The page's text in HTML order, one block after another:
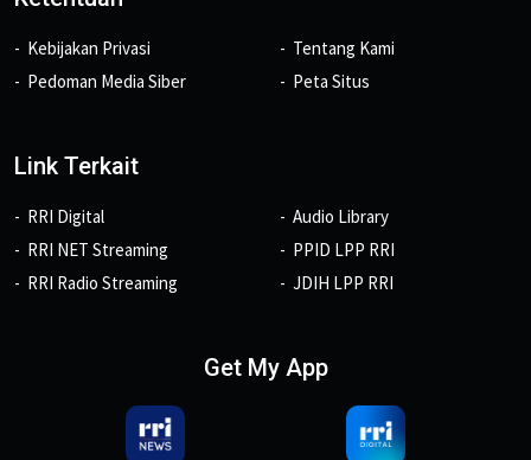
Kebijakan Privasi
Pedoman Media Siber
Tentang Kami
Peta Situs
Link Terkait
RRI Digital
RRI NET Streaming
RRI Radio Streaming
Audio Library
PPID LPP RRI
JDIH LPP RRI
Get My App